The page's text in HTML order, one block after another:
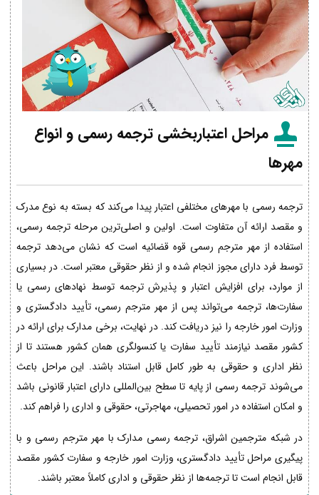
مراحل اعتباربخشی ترجمه رسمی و انواع
مهرها
ترجمه رسمی با مهرهای مختلفی اعتبار پیدا می‌کند که بسته به نوع مدرک
و مقصد ارائه آن متفاوت است. اولین و اصلی‌ترین مرحله ترجمه رسمی،
استفاده از مهر مترجم رسمی قوه قضائیه است که نشان می‌دهد ترجمه
توسط فرد دارای مجوز انجام شده و از نظر حقوقی معتبر است. در بسیاری
از موارد، برای افزایش اعتبار و پذیرش ترجمه توسط نهادهای رسمی یا
سفارت‌ها، ترجمه می‌تواند پس از مهر مترجم رسمی، تأیید دادگستری و
وزارت امور خارجه را نیز دریافت کند. در نهایت، برخی مدارک برای ارائه در
کشور مقصد نیازمند تأیید سفارت یا کنسولگری همان کشور هستند تا از
نظر اداری و حقوقی به طور کامل قابل استناد باشند. این مراحل باعث
می‌شوند ترجمه رسمی از پایه تا سطح بین‌المللی دارای اعتبار قانونی باشد
و امکان استفاده در امور تحصیلی، مهاجرتی، حقوقی و اداری را فراهم کند.
در شبکه مترجمین اشراق، ترجمه رسمی مدارک با مهر مترجم رسمی و با
پیگیری مراحل تأیید دادگستری، وزارت امور خارجه و سفارت کشور مقصد
قابل انجام است تا ترجمه‌ها از نظر حقوقی و اداری کاملاً معتبر باشند.